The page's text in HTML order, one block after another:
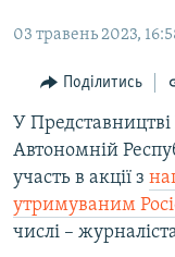
Перейти
пошуку
ПОГЛЯД
ІНТЕРВ'Ю
ВСЕ ЗА ДЕНЬ
СПЕЦПРОЕКТИ
ДЕПОРТАЦІЯ
ВІДЕОУРОКИ «ELIFBE»
ЯК ОБІЙТИ
03 травень 2023,
Поділитись
У
Автономній
участь в акції з
утримуваним
числі –